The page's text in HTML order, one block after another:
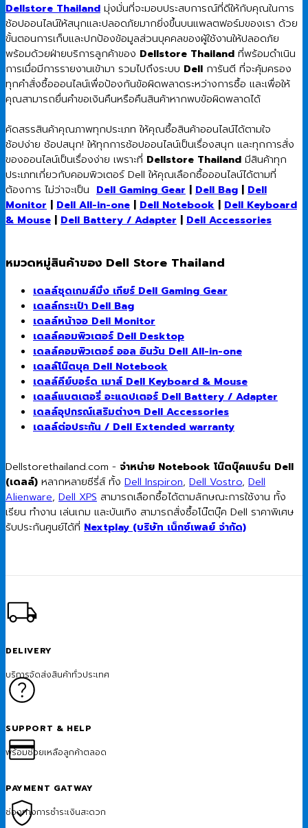
Dellstore Thailand มุ่งมั่นที่จะมอบประสบการณ์ที่ดีให้กับคุณในการ
ช้อปออนไลน์ให้สนุกและปลอดภัยมากยิ่งขึ้นบนแพลตฟอร์มของเรา ด้วย
ขั้นตอนการเก็บและปกป้องข้อมูลส่วนบุคคลของผู้ใช้งานให้ปลอดภัย
พร้อมด้วยฝ่ายบริการลูกค้าของ Dellstore Thailand ที่พร้อมดำเนิน
การเมื่อมีการรายงานเข้ามา รวมไปถึงระบบ Dell การันตี ที่จะคุ้มครอง
ทุกคำสั่งซื้อออนไลน์เพื่อป้องกันข้อผิดพลาดระหว่างการซื้อ และเพื่อให้
คุณสามารถยื่นคำขอเงินคืนหรือคืนสินค้าหากพบข้อผิดพลาดได้
คัดสรรสินค้าคุณภาพทุกประเภท ให้คุณซื้อสินค้าออนไลน์ได้ตามใจ
ช้อปง่าย ช้อปสนุก! ให้ทุกการช้อปออนไลน์เป็นเรื่องสนุก และทุกการสั่ง
ของออนไลน์เป็นเรื่องง่าย เพราะที่ Dellstore Thailand มีสินค้าทุก
ประเภทเกี่ยวกับคอมพิวเตอร์ Dell ให้คุณเลือกซื้อออนไลน์ได้ตามที่
ต้องการ ไม่ว่าจะเป็น Dell Gaming Gear | Dell Bag | Dell
Monitor | Dell All-in-one | Dell Notebook | Dell Keyboard
& Mouse | Dell Battery / Adapter | Dell Accessories
หมวดหมู่สินค้าของ Dell Store Thailand
เดลล์ชุดเกมส์มิ่ง เกียร์ Dell Gaming Gear
เดลล์กระเป๋า Dell Bag
เดลล์หน้าจอ Dell Monitor
เดลล์คอมพิวเตอร์ Dell Desktop
เดลล์คอมพิวเตอร์ ออล อินวัน Dell All-in-one
เดลล์โน๊ตบุค Dell Notebook
เดลล์คีย์บอร์ด เมาส์ Dell Keyboard & Mouse
เดลล์แบตเตอรี่ อะแดปเตอร์ Dell Battery / Adapter
เดลล์อุปกรณ์เสริมต่างๆ Dell Accessories
เดลล์ต่อประกัน / Dell Extended warranty
Dellstorethailand.com - จำหน่าย Notebook โน๊ตบุ๊คแบร์น Dell
(เดลล์) หลากหลายซีรี่ส์ ทั้ง Dell Inspiron, Dell Vostro, Dell
Alienware, Dell XPS สามารถเลือกซื้อได้ตามลักษณะการใช้งาน ทั้ง
เรียน ทำงาน เล่นเกม และบันเทิง สามารถสั่งซื้อโน๊ตบุ๊ค Dell ราคาพิเศษ
รับประกันศูนย์ได้ที่ Nextplay (บริษัท เน็กซ์เพลย์ จำกัด)
DELIVERY
บริการจัดส่งสินค้าทั่วประเทศ
SUPPORT & HELP
พร้อมช่วยเหลือลูกค้าตลอด
PAYMENT GATWAY
ช่องทางการชำระเงินสะดวก